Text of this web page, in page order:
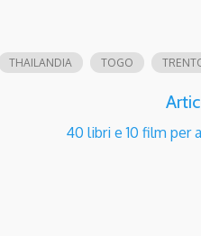
THAILANDIA TOGO
40 libri e 10 film per